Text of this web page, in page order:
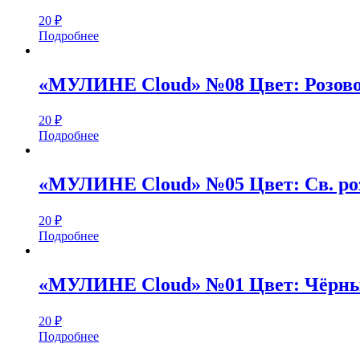
20 ₽
Подробнее
«МУЛИНЕ Cloud» №08 Цвет:
20 ₽
Подробнее
«МУЛИНЕ Cloud» №05 Цвет: Св.
20 ₽
Подробнее
«МУЛИНЕ Cloud» №01 Цвет:
20 ₽
Подробнее